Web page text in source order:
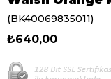
(BK40069835011)
₺640,00